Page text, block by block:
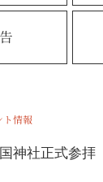
ト情報
神社正式参拝